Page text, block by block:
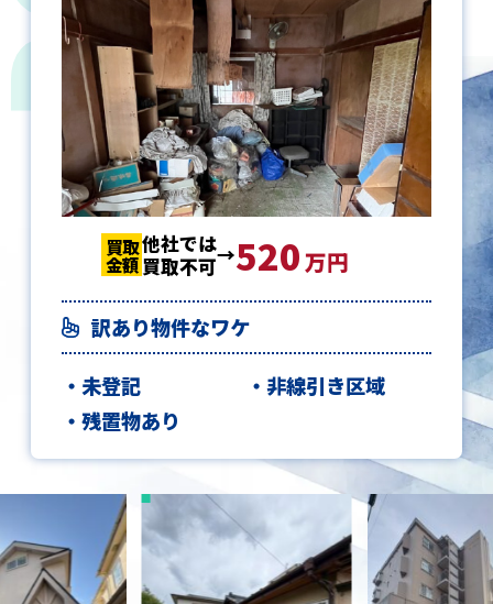
買取
金額 520
買取
金額
他社では
買取不可
520万円
訳あり物件なワケ
未登記
非線引き区域
残置物あり
買取
金額 520